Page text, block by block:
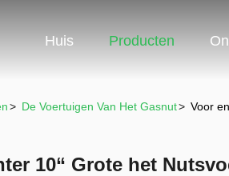
Huis Producten
> De Voertuigen Van Het Gasnut> Voor
10“ Grote het